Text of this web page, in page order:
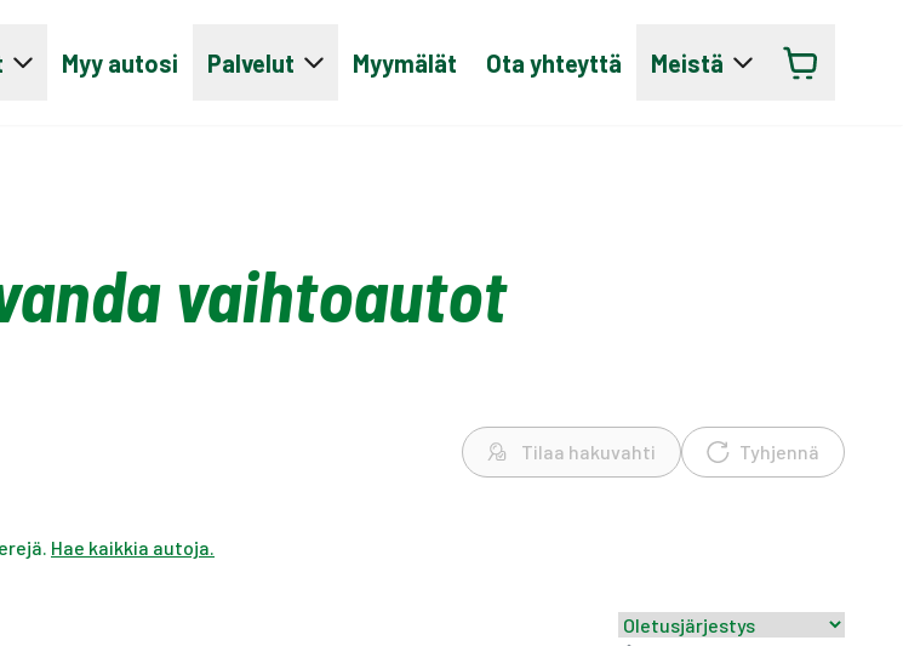
Myy autosi Palvelut Myymälät Ota yhteyttä Meistä
vaihtoautot
Tilaa hakuvahti Tyhjennä
Hae kaikkia autoja.